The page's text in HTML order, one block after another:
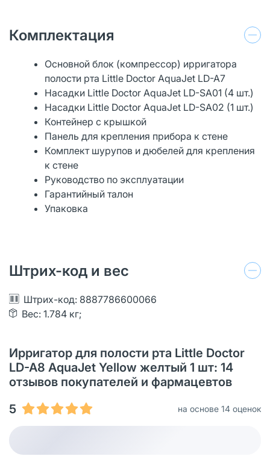
Комплектация
Основной блок (компрессор) ирригатора
полости рта Little Doctor AquaJet LD-A7
Насадки Little Doctor AquaJet LD-SA01 (4 шт.)
Насадки Little Doctor AquaJet LD-SA02 (1 шт.)
Контейнер с крышкой
Панель для крепления прибора к стене
Комплект шурупов и дюбелей для крепления
к стене
Руководство по эксплуатации
Гарантийный талон
Упаковка
Штрих-код и вес
Штрих-код: 8887786600066
Вес: 1.784 кг;
Ирригатор для полости рта Little Doctor
LD-A8 AquaJet Yellow желтый 1 шт: 14
отзывов покупателей и фармацевтов
5
на основе 14 оценок